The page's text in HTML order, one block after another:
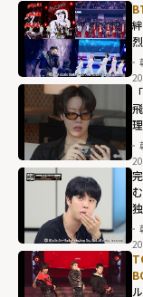
Jin(ジン)の礼儀
正しさ、神対応
む